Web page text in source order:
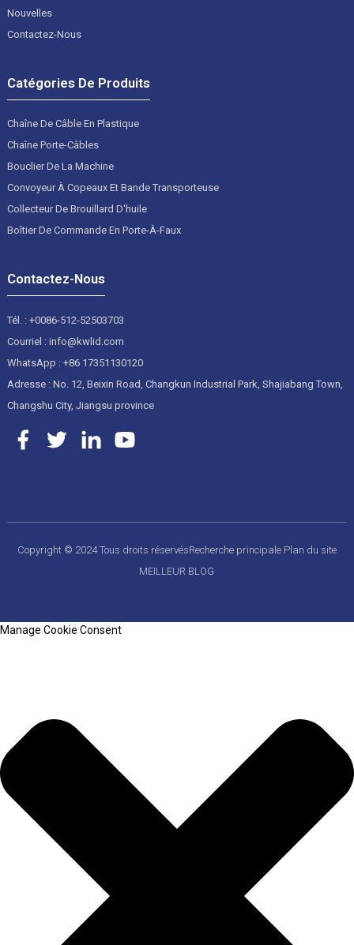
Nouvelles
Contactez-Nous
Catégories De Produits
Chaîne De Câble En Plastique
Chaîne Porte-Câbles
Bouclier De La Machine
Convoyeur À Copeaux Et Bande Transporteuse
Collecteur De Brouillard D'huile
Boîtier De Commande En Porte-À-Faux
Contactez-Nous
Tél. : +0086-512-52503703
Courriel : info@kwlid.com
WhatsApp : +86 17351130120
Adresse : No. 12, Beixin Road, Changkun Industrial Park, Shajiabang Town,
Changshu City, Jiangsu province
Copyright © 2024 Tous droits réservésRecherche principale Plan du site
MEILLEUR BLOG
Manage Cookie Consent